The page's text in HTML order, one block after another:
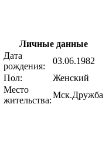
Личные данные
Дата
рождения:
03.06.1982
Пол:
Женский
Место
жительства:
Мск.Дружба